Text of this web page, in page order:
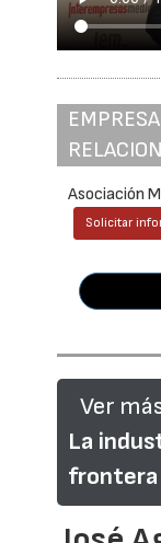
Asociación
Solicitar
Ver
La
frontera